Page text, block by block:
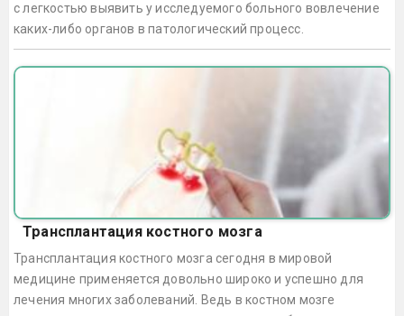
с легкостью выявить у исследуемого больного вовлечение
каких-либо органов в патологический процесс.
Трансплантация костного мозга
Трансплантация костного мозга сегодня в мировой
медицине применяется довольно широко и успешно для
лечения многих заболеваний. Ведь в костном мозге